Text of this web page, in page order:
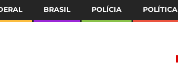
BRASIL POLÍCIA POLÍTICA